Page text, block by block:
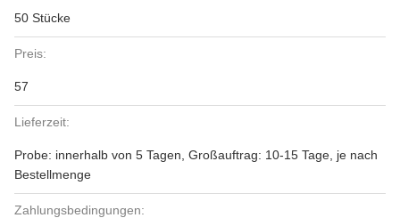
50 Stücke
Preis:
57
Lieferzeit:
Probe: innerhalb von 5 Tagen, Großauftrag: 10-15 Tage, je nach
Bestellmenge
Zahlungsbedingungen: